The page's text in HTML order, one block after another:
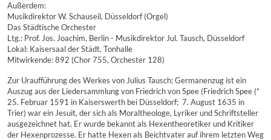
Außerdem:
Musikdirektor W. Schauseil, Düsseldorf (Orgel)
Das Städtische Orchester
Ltg.: Prof. Jos. Joachim, Berlin - Musikdirektor Jul. Tausch, Düsseldorf
Lokal: Kaisersaal der Städt. Tonhalle
Mitwirkende: 892 (Chor 755, Orchester 128)
Zur Uraufführung des Werkes von Julius Tausch: Germanenzug ist ein
Auszug aus der Liedersammlung von Friedrich von Spee (Friedrich Spee (*
25. Februar 1591 in Kaiserswerth bei Düsseldorf;  7. August 1635 in
Trier) war ein Jesuit, der sich als Moraltheologe, Lyriker und Schriftsteller
ausgezeichnet hat. Er wurde bekannt als Hexentheoretiker und Kritiker
der Hexenprozesse. Er hatte Hexen als Beichtvater auf ihrem letzten Weg